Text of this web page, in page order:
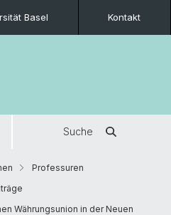
Basel Kontakt
Suche
Professuren
Währungsunion in der Neuen